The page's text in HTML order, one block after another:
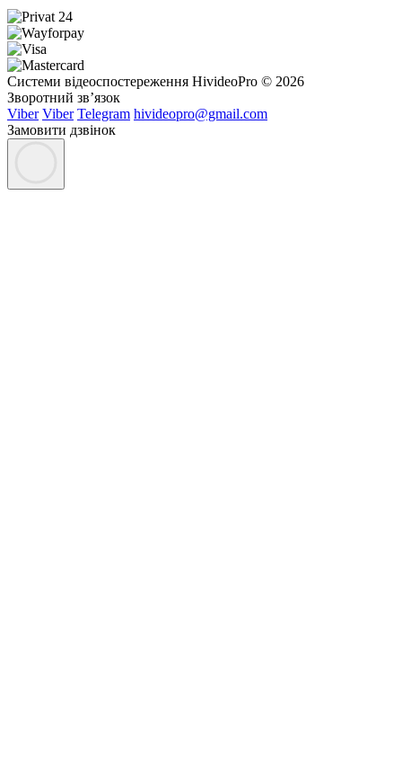
Системи відеоспостереження HivideoPro © 2026
Зворотний зв’язок
Viber Viber Telegram hivideopro@gmail.com
Замовити дзвінок